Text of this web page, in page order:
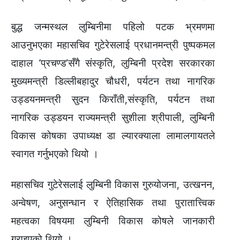
बुद्ध जन्मस्थल लुम्बिनीमा पहिलो पटक भ्रमणमा
आउनुभएका महासचिव गुटेरेसलाई प्रधानमन्त्री पुष्पकमल
दाहाल ‘प्रचण्ड’सँगै संस्कृति, लुम्बिनी प्रदेश सरकारका
मुख्यमन्त्री डिल्लीबहादुर चौधरी, पर्यटन तथा नागरिक
उड्डयनमन्त्री सुदन किराँती,संस्कृति, पर्यटन तथा
नागरिक उड्डयन राज्यमन्त्री सुशीला श्रीपाली, लुम्बिनी
विकास कोषका उपाध्यक्ष डा ल्यारक्याला लामालगायतले
स्वागत गर्नुभएको थियो ।
महासचिव गुटेरेसलाई लुम्बिनी विकास गुरुयोजना, उत्खनन,
अन्वेषण, अनुसन्धान र ऐतिहासिक तथा पुरातात्त्विक
महत्वका विषयमा लुम्बिनी विकास कोषले जानकारी